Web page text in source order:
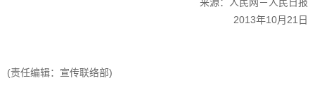
2013年10月21日
(责任编辑：宣传联络部)